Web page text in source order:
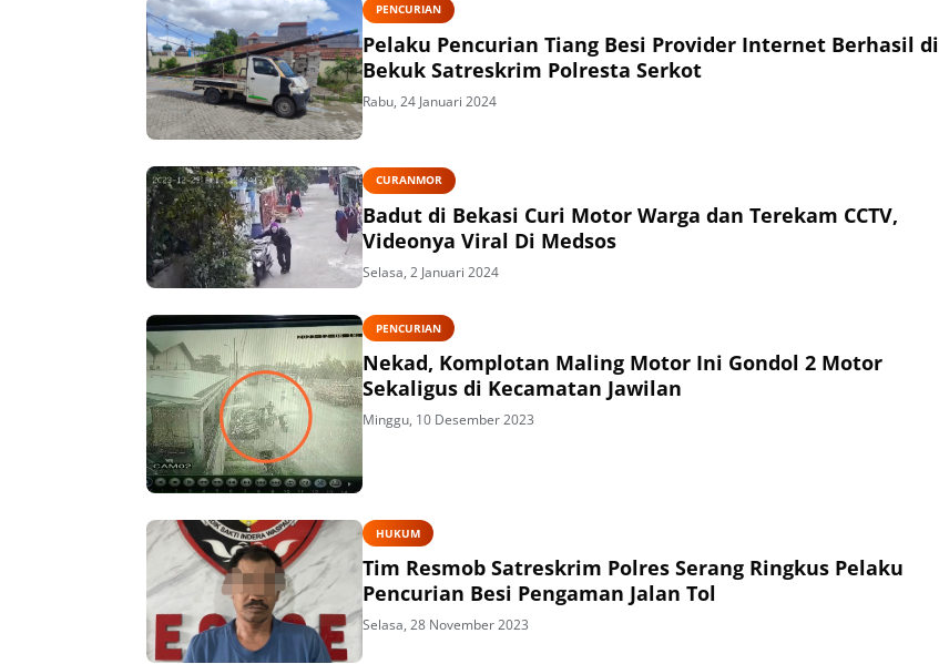
PENCURIAN
Pelaku Pencurian Tiang Besi Provider Internet Berhasil di
Bekuk Satreskrim Polresta Serkot
Rabu, 24 Januari 2024
CURANMOR
Badut di Bekasi Curi Motor Warga dan Terekam CCTV,
Videonya Viral Di Medsos
Selasa, 2 Januari 2024
PENCURIAN
Nekad, Komplotan Maling Motor Ini Gondol 2 Motor
Sekaligus di Kecamatan Jawilan
Minggu, 10 Desember 2023
HUKUM
Tim Resmob Satreskrim Polres Serang Ringkus Pelaku
Pencurian Besi Pengaman Jalan Tol
Selasa, 28 November 2023